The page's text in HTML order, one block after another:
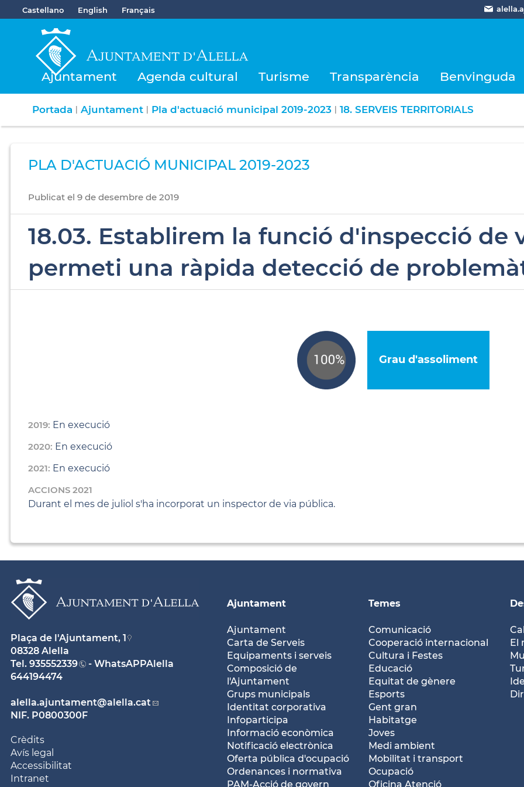
Castellano English Français
Ajuntament Agenda cultural Turisme Transparència Benvinguda
Portada | Ajuntament | Pla d'actuació municipal 2019-2023 | 18. SERVEIS TERRITORIALS
PLA D'ACTUACIÓ MUNICIPAL 2019-2023
Publicat el 9 de desembre de 2019
18.03. Establirem la funció d'inspecció de
permeti una ràpida detecció de
Grau d'assoliment
2019: En execució
2020: En execució
2021: En execució
ACCIONS 2021
Durant el mes de juliol s'ha incorporat un inspector de via pública.
Ajuntament
Ajuntament
Carta de Serveis
Equipaments i serveis
Composició de
l'Ajuntament
Grups municipals
Identitat corporativa
Infoparticipa
Informació econòmica
Notificació electrònica
Oferta pública d'ocupació
Ordenances i normativa
PAM-Acció de govern
Temes
Comunicació
Cooperació internacional
Cultura i Festes
Educació
Equitat de gènere
Esports
Gent gran
Habitatge
Joves
Medi ambient
Mobilitat i transport
Ocupació
Oficina Atenció
El
Plaça de l'Ajuntament, 1
08328 Alella
Tel. 935552339
- WhatsAPPAlella
644194474
alella.ajuntament@alella.cat
NIF. P0800300F
Crèdits
Avís legal
Accessibilitat
Intranet